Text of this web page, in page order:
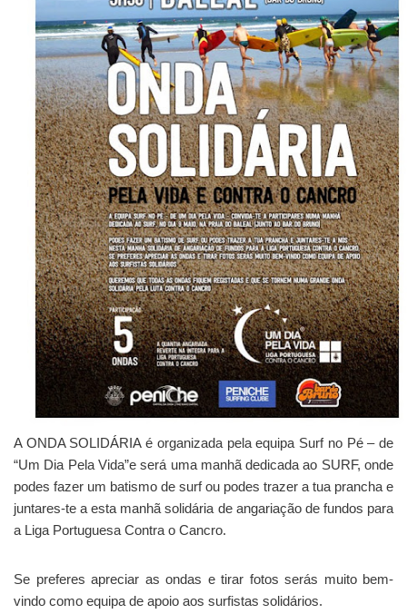
A ONDA SOLIDÁRIA é organizada pela equipa Surf no Pé – de
“Um Dia Pela Vida”e será uma manhã dedicada ao SURF, onde
podes fazer um batismo de surf ou podes trazer a tua prancha e
juntares-te a esta manhã solidária de angariação de fundos para
a Liga Portuguesa Contra o Cancro.
Se preferes apreciar as ondas e tirar fotos serás muito bem-
vindo como equipa de apoio aos surfistas solidários.